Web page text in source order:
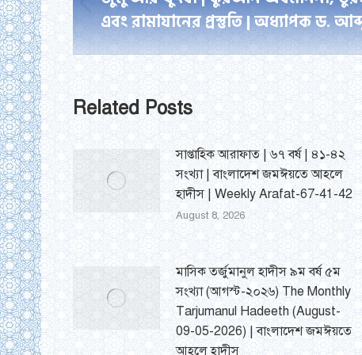
Previous
post:
এবং রামাযানের প্রস্তুতি | অধ্যাপক ড.
Related Posts
সাপ্তাহিক আরাফাত | ৬৭ বর্ষ | ৪১-৪২
সংখ্যা | বাংলাদেশ জমঈয়তে আহলে
হাদীস | Weekly Arafat-67-41-42
August 8, 2026
মাসিক তর্জুমানুল হাদীস ৯ম বর্ষ ৫ম
সংখ্যা (আগস্ট-২০২৬) The Monthly
Tarjumanul Hadeeth (August-
09-05-2026) | বাংলাদেশ জমঈয়তে
আহলে হাদীস